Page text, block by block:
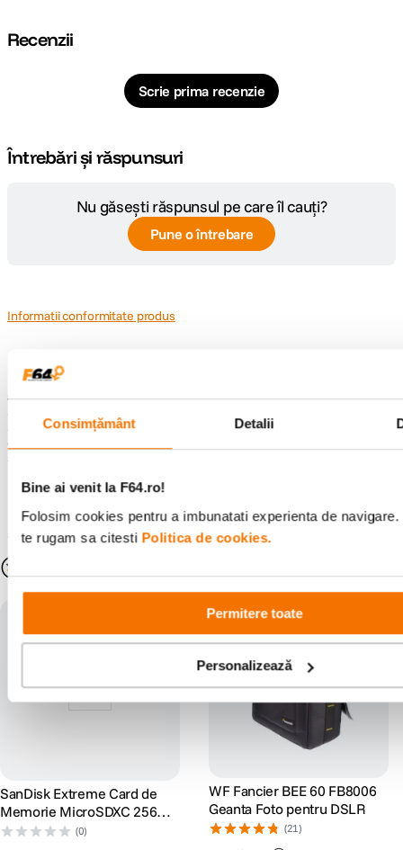
Consimțământ Detalii
Bine ai venit la F64.ro!
Folosim cookies pentru a imbunatati experienta de navigare.
te rugam sa citesti Politica de cookies.
Permitere toate
Personalizează
DETALII PRODUCATOR
LP37442-PWW
Recenzii
Scrie prima recenzie
Întrebări și răspunsuri
Nu găsești răspunsul pe care îl cauți?
Pune o întrebare
Informatii conformitate produs
Descrierea bunurilor sau a serviciilor disponibile pe
imagini, video etc.) nu reprezinta o obligatie contractuala din partea F64,
acestea fiind utilizate exclusiv cu titlu de prezentare. Implicit F64 Studio
S.R.L. nu isi asuma raspunderea pentru eventualele erori de pret sau
stoc. Aceste erori nu obliga F64 Studio S.R.L. la nicio actiune. Preturile si
disponibilitatea produselor comercializate de catre F64 Studio SRL pot
suferi modificari ulterioare, acest lucru fiind influentat de factori externi
produselor pe stocul acestora. De asemenea, F64 Studio S.R.L. isi
pot surveni in urma unor greseli de dactilografiere, lipsa de acuratete
sau erori ale produselor software, fara a anunta in prealabil.
SanDisk Extreme Card de
Memorie MicroSDXC 256GB
A2 C10 V30 UHS-I U3 +
(0)
WF Fancier BEE 60 FB8006
Geanta Foto pentru DSLR
(21)